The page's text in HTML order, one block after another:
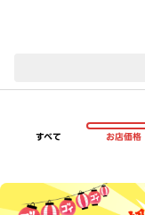
すべて お店価格
超ゴイゴイヤスー夏祭